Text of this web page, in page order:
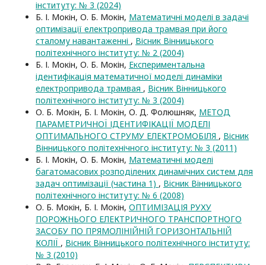
інституту: № 3 (2024)
Б. І. Мокін, О. Б. Мокін, Математичні моделі в задачі
оптимізації електропривода трамвая при його
сталому навантаженні , Вісник Вінницького
політехнічного інституту: № 2 (2004)
Б. І. Мокін, О. Б. Мокін, Експериментальна
ідентифікація математичної моделі динаміки
електропривода трамвая , Вісник Вінницького
політехнічного інституту: № 3 (2004)
О. Б. Мокін, Б. І. Мокін, О. Д. Фолюшняк, МЕТОД
ПАРАМЕТРИЧНОЇ ІДЕНТИФІКАЦІЇ МОДЕЛІ
ОПТИМАЛЬНОГО СТРУМУ ЕЛЕКТРОМОБІЛЯ , Вісник
Вінницького політехнічного інституту: № 3 (2011)
Б. І. Мокін, О. Б. Мокін, Математичні моделі
багатомасових розподілених динамічних систем для
задач оптимізації (частина 1) , Вісник Вінницького
політехнічного інституту: № 6 (2008)
О. Б. Мокін, Б. І. Мокін, ОПТИМІЗАЦІЯ РУХУ
ПОРОЖНЬОГО ЕЛЕКТРИЧНОГО ТРАНСПОРТНОГО
ЗАСОБУ ПО ПРЯМОЛІНІЙНІЙ ГОРИЗОНТАЛЬНІЙ
КОЛІЇ , Вісник Вінницького політехнічного інституту:
№ 3 (2010)